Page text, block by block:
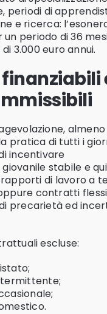
periodi di
e ricerca:
periodo di 36
3.000 euro annui.
pratica di tutti i
incentivare
giovanile stabile e
di lavoro a
contratti
precarietà ed
escluse: